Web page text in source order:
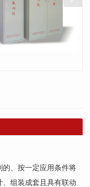
的、按一定应用条件将
、组装成套且具有联动